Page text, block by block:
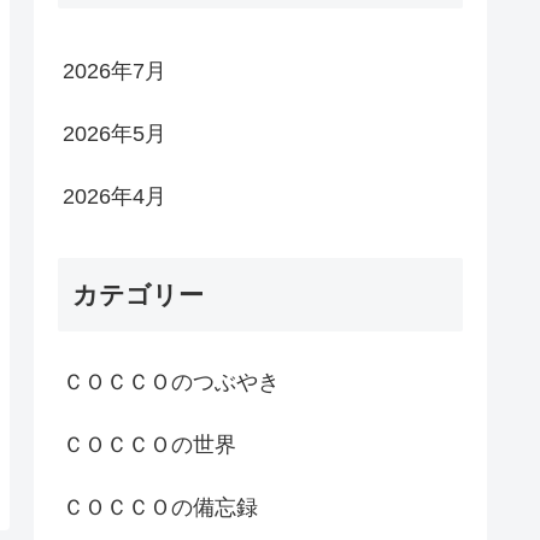
2026年7月
2026年5月
2026年4月
カテゴリー
ＣＯＣＣＯのつぶやき
ＣＯＣＣＯの世界
ＣＯＣＣＯの備忘録